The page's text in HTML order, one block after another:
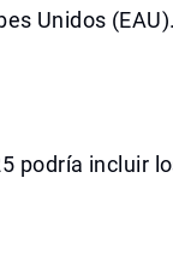
Unidos (EAU).
podría incluir